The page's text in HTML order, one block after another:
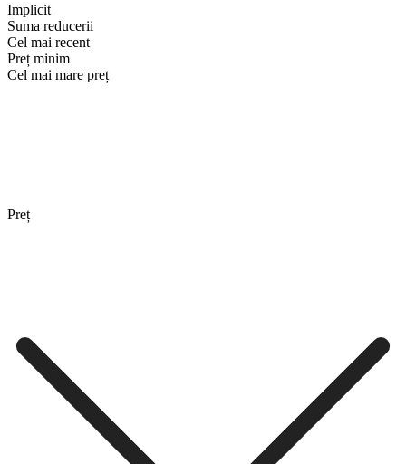
Implicit
Suma reducerii
Cel mai recent
Preț minim
Cel mai mare preț
Preț